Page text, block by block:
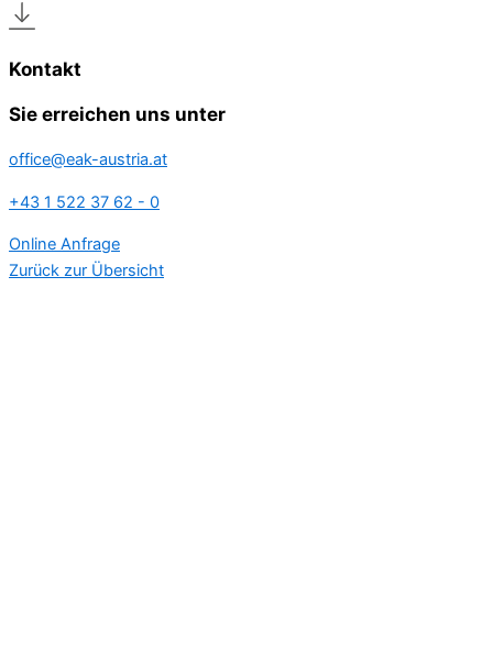
Kontakt
Sie erreichen uns unter
office@eak-austria.at
+43 1 522 37 62 - 0
Online Anfrage
Zurück zur Übersicht